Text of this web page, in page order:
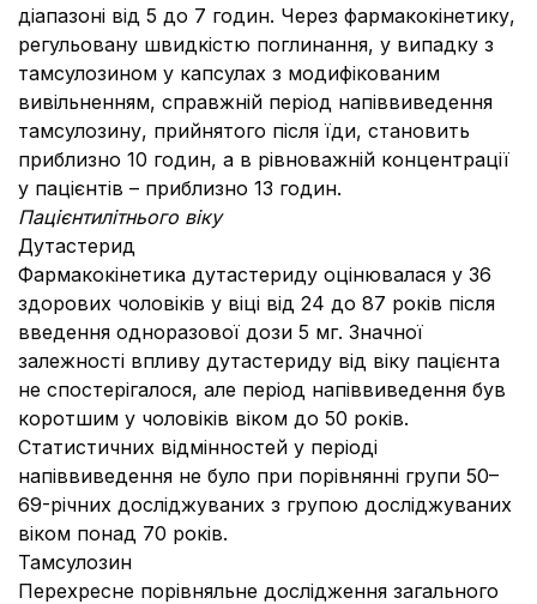
діапазоні від 5 до 7 годин. Через фармакокінетику,
регульовану швидкістю поглинання, у випадку з
тамсулозином у капсулах з модифікованим
вивільненням, справжній період напіввиведення
тамсулозину, прийнятого після їди, становить
приблизно 10 годин, а в рівноважній концентрації
у пацієнтів – приблизно 13 годин.
Пацієнтилітнього віку
Дутастерид
Фармакокінетика дутастериду оцінювалася у 36
здорових чоловіків у віці від 24 до 87 років після
введення одноразової дози 5 мг. Значної
залежності впливу дутастериду від віку пацієнта
не спостерігалося, але період напіввиведення був
коротшим у чоловіків віком до 50 років.
Статистичних відмінностей у періоді
напіввиведення не було при порівнянні групи 50–
69-річних досліджуваних з групою досліджуваних
віком понад 70 років.
Тамсулозин
Перехресне порівняльне дослідження загального